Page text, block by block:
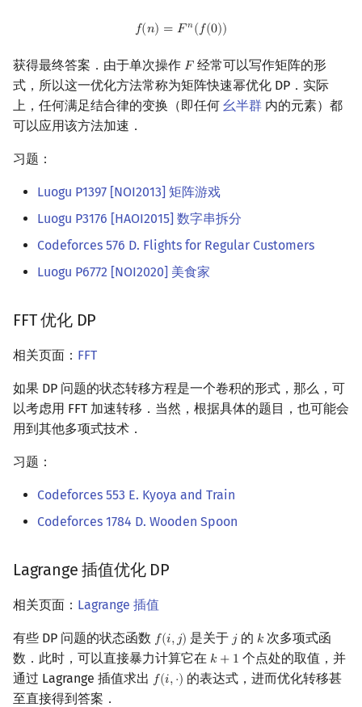
𝑓(𝑛) = 𝐹 𝑛(𝑓(0))
f(n )= n(f(0))
获得最终答案．由于单次操作 𝐹
F 经常可以写作矩阵的形
式，所以这一优化方法常称为矩阵快速幂优化 DP．实际
上，任何满足结合律的变换（即任何 幺半群 内的元素）都
可以应用该方法加速．
习题：
Luogu P1397 [NOI2013] 矩阵游戏
Luogu P3176 [HAOI2015] 数字串拆分
Codeforces 576 D. Flights for Regular Customers
Luogu P6772 [NOI2020] 美食家
FFT 优化 DP
相关页面： FFT
如果 DP 问题的状态转移方程是一个卷积的形式，那么，可
以考虑用 FFT 加速转移．当然，根据具体的题目，也可能会
用到其他多项式技术．
习题：
Codeforces 553 E. Kyoya and Train
Codeforces 1784 D. Wooden Spoon
Lagrange 插值优化 DP
相关页面： Lagrange 插值
有些 DP 问题的状态函数 𝑓(𝑖,𝑗)
f(i,j) 是关于 𝑗
j 的 𝑘
k 次多项式函
数．此时，可以直接暴力计算它在 𝑘 + 1
k+1
个点处的取值，并
通过 Lagrange 插值求出 𝑓(𝑖,⋅)
f(i,⋅)
的表达式，进而优化转移甚
至直接得到答案．